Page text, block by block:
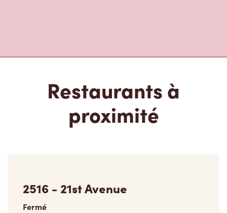
Restaurants à
proximité
2516 - 21st Avenue
Fermé